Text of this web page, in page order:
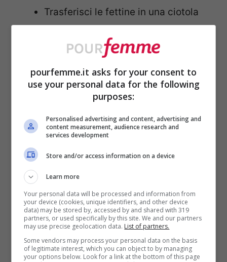
Trasferisci le fettine in una ciotola
con acqua fredda.
Lascia riposare per circa 24 ore.
Questo passaggio è fondamentale
per attenuare l’amaro naturale della
scorza.
Trascorso il tempo necessario, scola
i limoni e sostituisci l’acqua con altra
acqua fresca.
Lascia nuovamente in ammollo per
altre 24 ore, così da ottenere una
confettura più equilibrata e
piacevole al palato.
pourfemme.it asks for your consent to
use your personal data for the following
purposes:
Personalised advertising and content, advertising and
content measurement, audience research and
services development
Store and/or access information on a device
Learn more
Your personal data will be processed and information from
your device (cookies, unique identifiers, and other device
data) may be stored by, accessed by and shared with 319
partners, or used specifically by this site. We and our partners
may use precise geolocation data. List of partners.
Some vendors may process your personal data on the basis
of legitimate interest, which you can object to by managing
your options below. Look for a link at the bottom of this page